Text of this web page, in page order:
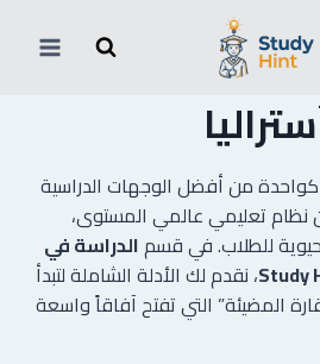
كواحدة من أفضل الوجهات الدراسية
نظام تعليمي عالمي المستوى،
للطلاب. في قسمالدراسة في
Study، نقدم لك الأدلة الشاملة لتبدأ
المضيئة” التي تفتح آفاقاً واسعة